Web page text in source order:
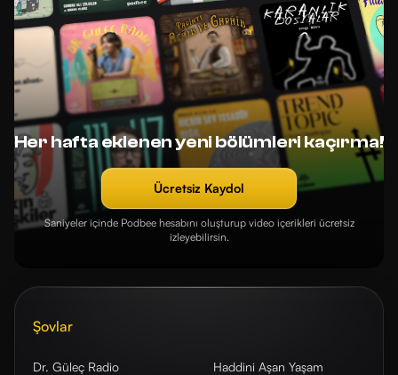
Her hafta eklenen yeni bölümleri kaçırma!
Ücretsiz Kaydol
Saniyeler içinde Podbee hesabını oluşturup video içerikleri ücretsiz
izleyebilirsin.
Şovlar
Dr. Güleç Radio
Haddini Aşan Yaşam